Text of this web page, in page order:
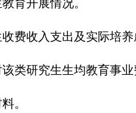
育开展情况。
收费收入支出及实际培养
该类研究生生均教育事业
。